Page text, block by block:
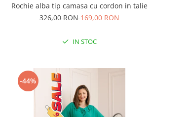
Rochie alba tip camasa cu cordon in talie
326,00 RON169,00 RON
IN STOC
-44%